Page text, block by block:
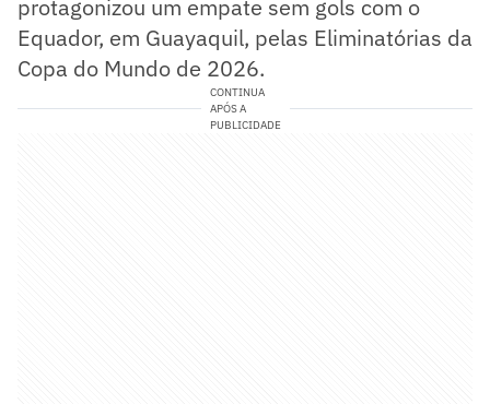
protagonizou um empate sem gols com o
Equador, em Guayaquil, pelas Eliminatórias da
Copa do Mundo de 2026.
CONTINUA
APÓS A
PUBLICIDADE